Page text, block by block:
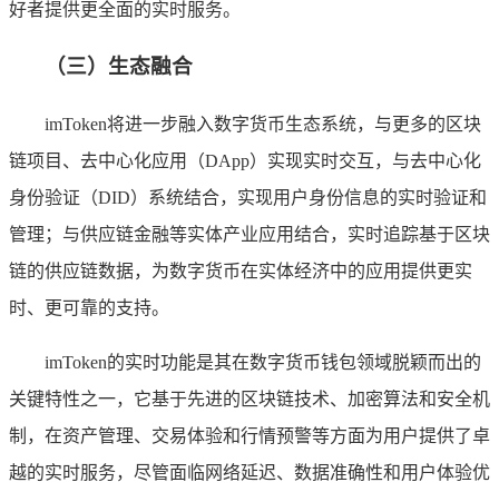
好者提供更全面的实时服务。
（三）生态融合
imToken将进一步融入数字货币生态系统，与更多的区块
链项目、去中心化应用（DApp）实现实时交互，与去中心化
身份验证（DID）系统结合，实现用户身份信息的实时验证和
管理；与供应链金融等实体产业应用结合，实时追踪基于区块
链的供应链数据，为数字货币在实体经济中的应用提供更实
时、更可靠的支持。
imToken的实时功能是其在数字货币钱包领域脱颖而出的
关键特性之一，它基于先进的区块链技术、加密算法和安全机
制，在资产管理、交易体验和行情预警等方面为用户提供了卓
越的实时服务，尽管面临网络延迟、数据准确性和用户体验优